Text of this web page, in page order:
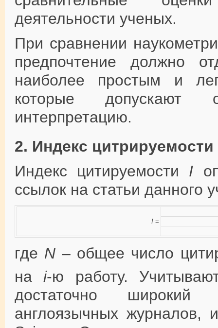
деятельности ученых.
При сравнении
предпочтение должно
наиболее простым и
которые допускают
интерпретацию.
2. Индекс
Индекс цитируемости I
ссылок на статьи данного
I =
где N – общее число
наi-ю работу.
достаточно широкий
англоязычных журналов,